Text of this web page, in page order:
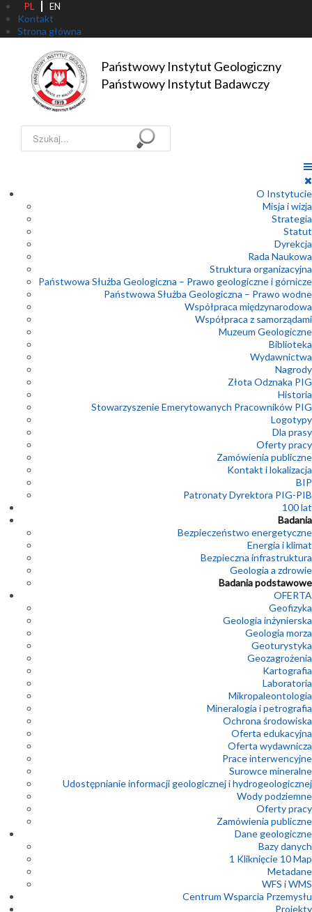
PL EN
Kontakt
Strona główna
Państwowy Instytut Geologiczny
Państwowy Instytut Badawczy
Szukaj...
O Instytucie
Misja i wizja
Strategia
Statut
Dyrekcja
Rada Naukowa
Struktura organizacyjna
Państwowa Służba Geologiczna – Prawo geologiczne i górnicze
Państwowa Służba Geologiczna – Prawo wodne
Współpraca międzynarodowa
Współpraca z samorządami
Muzeum Geologiczne
Biblioteka
Wydawnictwa
Nagrody
Złota Odznaka PIG
Historia
Stowarzyszenie Emerytowanych Pracowników PIG
Logotypy
Dla prasy
Oferty pracy
Zamówienia publiczne
Kontakt i lokalizacja
BIP
Patronaty Dyrektora PIG-PIB
100 lat
Badania
Bezpieczeństwo energetyczne
Energia i klimat
Bezpieczna infrastruktura
Geologia a zdrowie
Badania podstawowe
OFERTA
Geofizyka
Geologia inżynierska
Geologia morza
Geoturystyka
Geozagrożenia
Kartografia
Laboratoria
Mikropaleontologia
Mineralogia i petrografia
Ochrona środowiska
Oferta edukacyjna
Oferta wydawnicza
Prace interwencyjne
Surowce mineralne
Udostępnianie informacji geologicznej i hydrogeologicznej
Wody podziemne
Oferty pracy
Zamówienia publiczne
Dane geologiczne
Bazy danych
1 Kliknięcie 10 Map
Metadane
WFS i WMS
Centrum Wsparcia Przemysłu
Projekty